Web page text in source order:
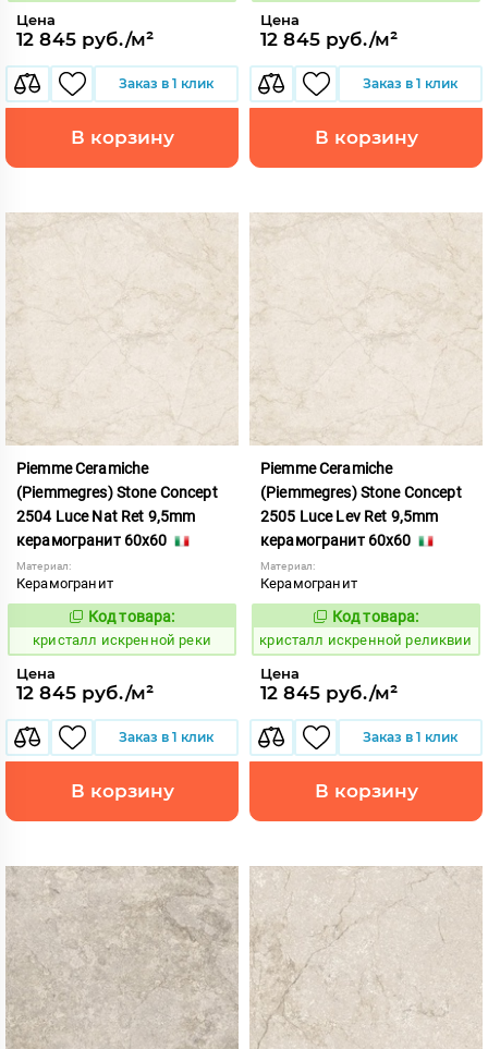
Цена
12 845 руб./м²
Заказ в 1 клик
В корзину
Цена
12 845 руб./м²
Заказ в 1 клик
В корзину
Piemme Ceramiche
(Piemmegres) Stone Concept
2504 Luce Nat Ret 9,5mm
керамогранит 60x60
Материал:
Керамогранит
817079
Код товара:
кристалл искренной реки
Цена
12 845 руб./м²
Заказ в 1 клик
В корзину
Piemme Ceramiche
(Piemmegres) Stone Concept
2505 Luce Lev Ret 9,5mm
керамогранит 60x60
Материал:
Керамогранит
817080
Код товара:
кристалл искренной реликвии
Цена
12 845 руб./м²
Заказ в 1 клик
В корзину